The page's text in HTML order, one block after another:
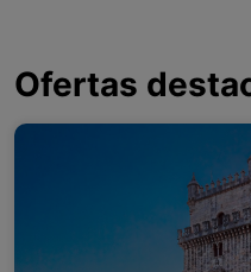
Ofertas